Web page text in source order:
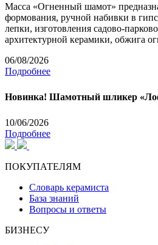
Масса «Огненный шамот»
формования, ручной набивки в
лепки, изготовления садово-
архитектурной керамики, обжига
06/08/2026
Подробнее
Новинка! Шамотный шликер
10/06/2026
Подробнее
ПОКУПАТЕЛЯМ
Словарь керамиста
База знаний
Вопросы и ответы
БИЗНЕСУ